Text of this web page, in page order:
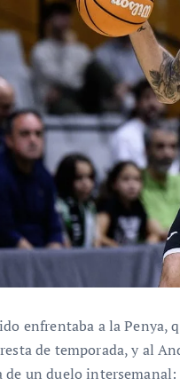
enfrentaba a la Penya,
de temporada, y al
de un duelo